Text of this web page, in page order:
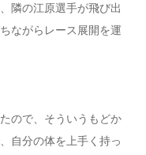
隣の江原選手が飛び出
ながらレース展開を運
ので、そういうもどか
自分の体を上手く持っ